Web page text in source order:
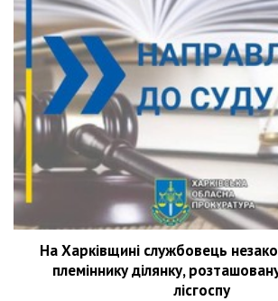
На Харківщині службовець
племіннику ділянку,
лісгоспу